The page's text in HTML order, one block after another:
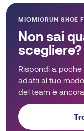
MIOMIORUN SHOE
Non sai
scegliere?
Rispondi a
adatti al tuo
del team è